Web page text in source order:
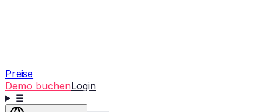
Preise
Demo buchenLogin
☰